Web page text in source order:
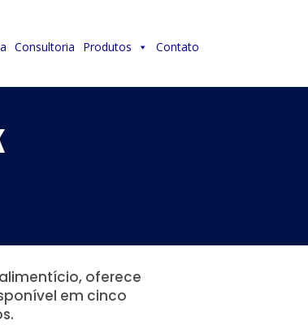
Consultoria Produtos Contato
oferece
em cinco